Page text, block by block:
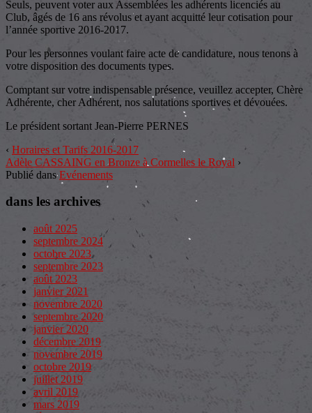
Seuls, peuvent voter aux Assemblées les adhérents licenciés au
Club, âgés de 16 ans révolus et ayant acquitté leur cotisation pour
l’année sportive 2016-2017.
Pour les personnes voulant faire acte de candidature, nous tenons à
votre disposition des documents types.
Comptant sur votre indispensable présence, veuillez accepter, Chère
Adhérente, cher Adhérent, nos salutations sportives et dévouées.
Le président sortant Jean-Pierre PERNES
‹ Horaires et Tarifs 2016-2017
Adèle CASSAING en Bronze à Cormelles le Royal ›
Publié dansEvénements
dans les archives
août 2025
septembre 2024
octobre 2023
septembre 2023
août 2023
janvier 2021
novembre 2020
septembre 2020
janvier 2020
décembre 2019
novembre 2019
octobre 2019
juillet 2019
avril 2019
mars 2019